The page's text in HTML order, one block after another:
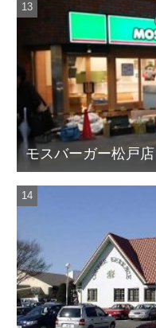
モスバーガー松戸